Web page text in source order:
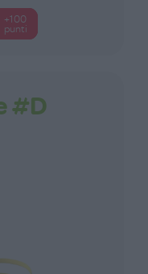
+100
punti
#D